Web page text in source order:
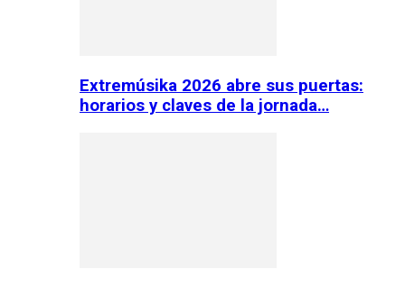
Extremúsika 2026 abre sus puertas:
horarios y claves de la jornada…